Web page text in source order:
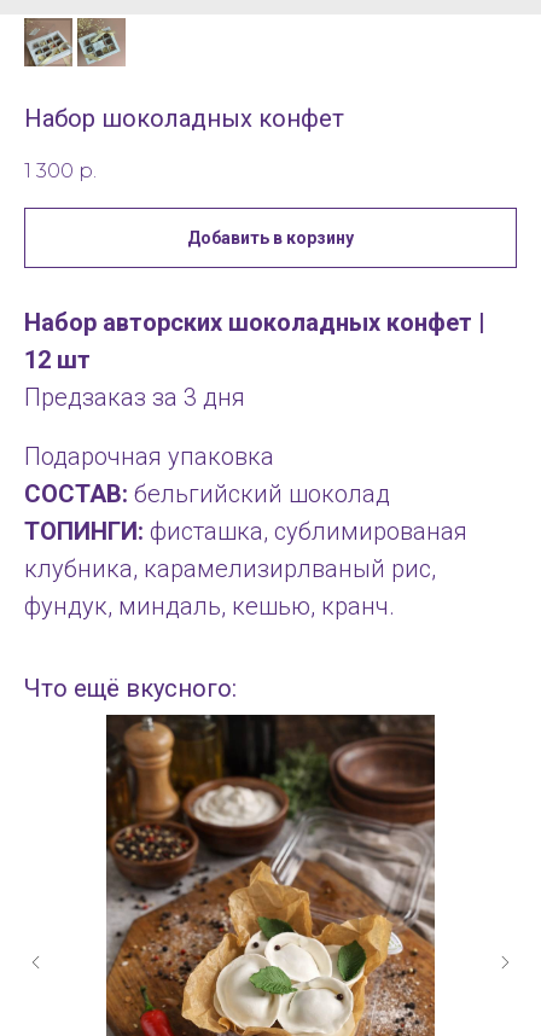
Набор шоколадных конфет
1 300 р.
Добавить в корзину
Набор авторских шоколадных конфет |
12 шт
Предзаказ за 3 дня
Подарочная упаковка
СОСТАВ: бельгийский шоколад
ТОПИНГИ: фисташка, сублимированая
клубника, карамелизирлваный рис,
фундук, миндаль, кешью, кранч.
Что ещё вкусного: